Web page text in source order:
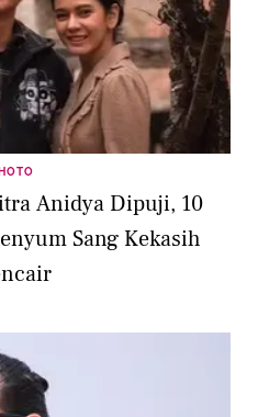
Anidya Dipuji, 10
Sang Kekasih